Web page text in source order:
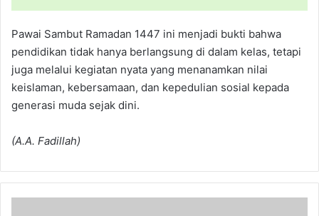
Pawai Sambut Ramadan 1447 ini menjadi bukti bahwa
pendidikan tidak hanya berlangsung di dalam kelas, tetapi
juga melalui kegiatan nyata yang menanamkan nilai
keislaman, kebersamaan, dan kepedulian sosial kepada
generasi muda sejak dini.
(A.A. Fadillah)